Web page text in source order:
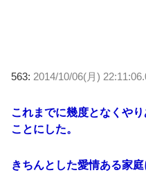
563: 2014/10/06(月)
これまでに幾度となくや
ことにした。
きちんとした愛情ある家